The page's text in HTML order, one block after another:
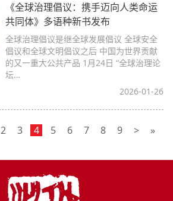
《全球治理倡议：携手迈向人类命运
共同体》多语种新书发布
全球治理倡议是继全球发展倡议 全球安全
倡议和全球文明倡议之后 中国为世界贡献
的又一重大公共产品 1月24日 “全球治理论
坛…
2026-01-26
2 3 4 5 6 7 8 9 > »